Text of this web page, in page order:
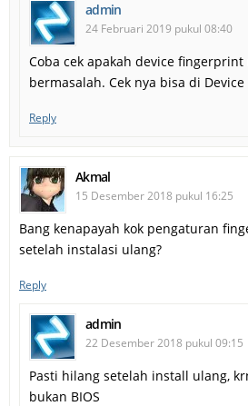
admin
24 Februari 2019 pukul 08:40
Coba cek apakah device fingerprint
bermasalah. Cek nya bisa di
Reply
Akmal
15 Desember 2018 pukul 16:25
Bang kenapayah kok pengaturan
setelah instalasi ulang?
Reply
admin
22 Desember 2018 pukul 09:15
Pasti hilang setelah install ulang,
bukan BIOS